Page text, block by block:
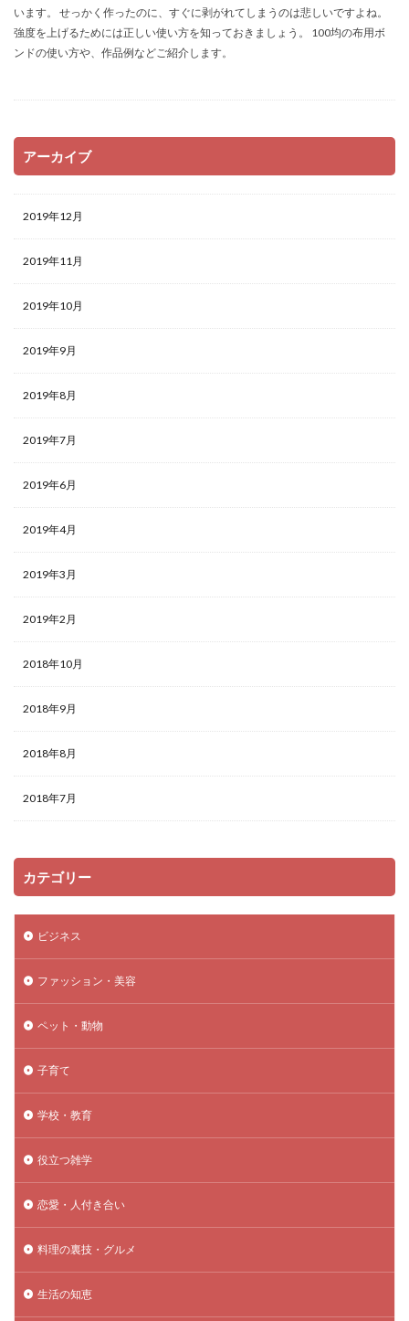
います。 せっかく作ったのに、すぐに剥がれてしまうのは悲しいですよね。
強度を上げるためには正しい使い方を知っておきましょう。 100均の布用ボ
ンドの使い方や、作品例などご紹介します。
アーカイブ
2019年12月
2019年11月
2019年10月
2019年9月
2019年8月
2019年7月
2019年6月
2019年4月
2019年3月
2019年2月
2018年10月
2018年9月
2018年8月
2018年7月
カテゴリー
ビジネス
ファッション・美容
ペット・動物
子育て
学校・教育
役立つ雑学
恋愛・人付き合い
料理の裏技・グルメ
生活の知恵